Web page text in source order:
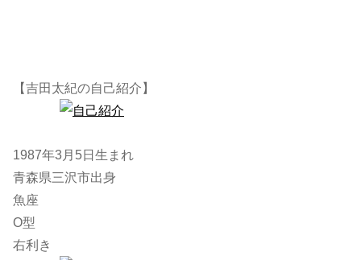
【吉田太紀の自己紹介】
1987年3月5日生まれ
青森県三沢市出身
魚座
O型
右利き